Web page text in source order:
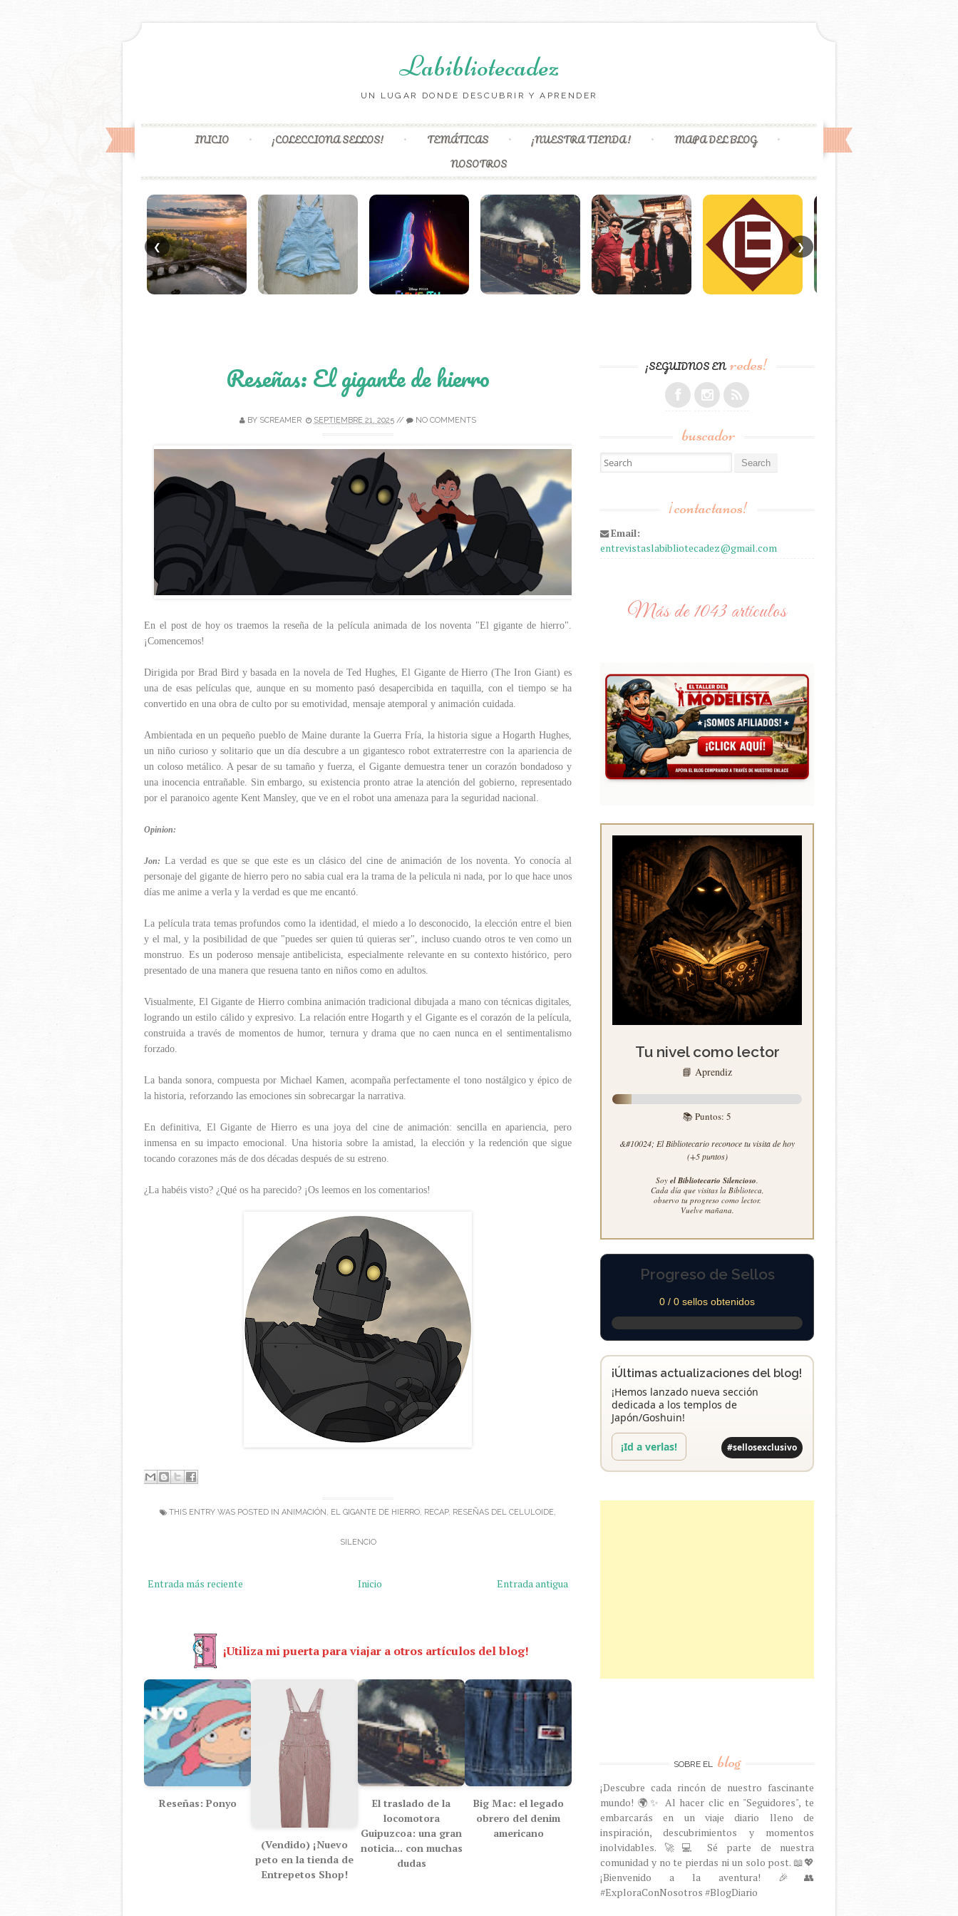
Labibliotecadez
UN LUGAR DONDE DESCUBRIR Y APRENDER
INICIO ¡COLECCIONA SELLOS! TEMÁTICAS ¡NUESTRA TIENDA!
MAPA DEL BLOG
NOSOTROS
❮ ❯
Reseñas: El gigante de hierro
BY SCREAMER SEPTIEMBRE 21, 2025 // NO COMMENTS
En el post de hoy os traemos la reseña de la película animada de los noventa "El gigante de hierro".
¡Comencemos!
Dirigida por Brad Bird y basada en la novela de Ted Hughes, El Gigante de Hierro (The Iron Giant) es
una de esas películas que, aunque en su momento pasó desapercibida en taquilla, con el tiempo se ha
convertido en una obra de culto por su emotividad, mensaje atemporal y animación cuidada.
Ambientada en un pequeño pueblo de Maine durante la Guerra Fría, la historia sigue a Hogarth Hughes,
un niño curioso y solitario que un día descubre a un gigantesco robot extraterrestre con la apariencia de
un coloso metálico. A pesar de su tamaño y fuerza, el Gigante demuestra tener un corazón bondadoso y
una inocencia entrañable. Sin embargo, su existencia pronto atrae la atención del gobierno, representado
por el paranoico agente Kent Mansley, que ve en el robot una amenaza para la seguridad nacional.
Opinion:
Jon: La verdad es que se que este es un clásico del cine de animación de los noventa. Yo conocía al
personaje del gigante de hierro pero no sabia cual era la trama de la pelicula ni nada, por lo que hace unos
días me anime a verla y la verdad es que me encantó.
La película trata temas profundos como la identidad, el miedo a lo desconocido, la elección entre el bien
y el mal, y la posibilidad de que "puedes ser quien tú quieras ser", incluso cuando otros te ven como un
monstruo. Es un poderoso mensaje antibelicista, especialmente relevante en su contexto histórico, pero
presentado de una manera que resuena tanto en niños como en adultos.
Visualmente, El Gigante de Hierro combina animación tradicional dibujada a mano con técnicas digitales,
logrando un estilo cálido y expresivo. La relación entre Hogarth y el Gigante es el corazón de la película,
construida a través de momentos de humor, ternura y drama que no caen nunca en el sentimentalismo
forzado.
La banda sonora, compuesta por Michael Kamen, acompaña perfectamente el tono nostálgico y épico de
la historia, reforzando las emociones sin sobrecargar la narrativa.
En definitiva, El Gigante de Hierro es una joya del cine de animación: sencilla en apariencia, pero
inmensa en su impacto emocional. Una historia sobre la amistad, la elección y la redención que sigue
tocando corazones más de dos décadas después de su estreno.
¿La habéis visto? ¿Qué os ha parecido? ¡Os leemos en los comentarios!
THIS ENTRY WAS POSTED IN ANIMACIÓN , EL GIGANTE DE HIERRO, RECAP, RESEÑAS DEL CELULOIDE,
SILENCIO
Entrada más reciente Entrada antigua
Inicio
¡Utiliza mi puerta para viajar a otros artículos del blog!
Reseñas: Ponyo
(Vendido) ¡Nuevo
peto en la tienda de
Entrepetos Shop!
El traslado de la
locomotora
Guipuzcoa: una gran
noticia... con muchas
dudas
Big Mac: el legado
obrero del denim
americano
¡SEGUIDNOS ENredes!
buscador
Search for:
¡contactanos!
Email:
entrevistaslabibliotecadez@gmail.com
Más de 1043 artículos
Tu nivel como lector
📘 Aprendiz
📚 Puntos: 5
&#10024; El Bibliotecario reconoce tu visita de hoy
(+5 puntos)
Soy el Bibliotecario Silencioso.
Cada día que visitas la Biblioteca,
observo tu progreso como lector.
Vuelve mañana.
Progreso de Sellos
0 / 0 sellos obtenidos
¡Últimas actualizaciones del blog!
¡Hemos lanzado nueva sección
dedicada a los templos de
Japón/Goshuin!
¡Id a verlas! #sellosexclusivo
SOBRE EL blog
¡Descubre cada rincón de nuestro fascinante
mundo! 🌍✨ Al hacer clic en "Seguidores", te
embarcarás en un viaje diario lleno de
inspiración, descubrimientos y momentos
inolvidables. 🚀💻 Sé parte de nuestra
comunidad y no te pierdas ni un solo post. 📖💖
¡Bienvenido a la aventura! 🎉👥
#ExploraConNosotros #BlogDiario